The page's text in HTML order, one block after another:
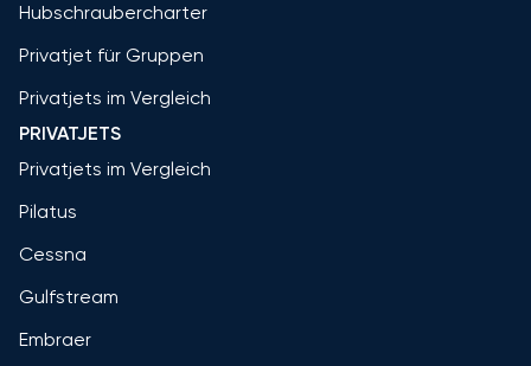
Hubschraubercharter
Privatjet für Gruppen
Privatjets im Vergleich
PRIVATJETS
Privatjets im Vergleich
Pilatus
Cessna
Gulfstream
Embraer